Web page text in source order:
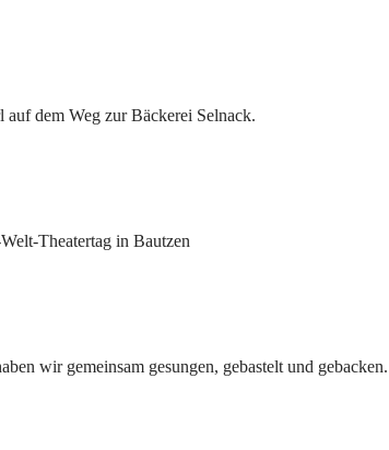
dem Weg zur Bäckerei Selnack.
Theatertag in Bautzen
wir gemeinsam gesungen, gebastelt und gebacken.